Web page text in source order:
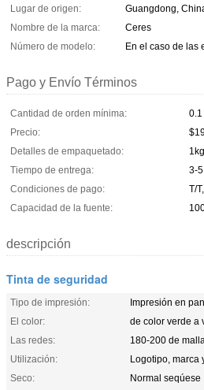
Lugar de origen:
Guangdong,
Nombre de la marca:
Ceres
Número de modelo:
En el caso de las
Pago y Envío Términos
Cantidad de orden mínima:
0.1
Precio:
Detalles de empaquetado:
Tiempo de entrega:
3-
Condiciones de pago:
T/
Capacidad de la fuente:
descripción
Tinta de seguridad
Tipo de impresión:
Impresión en
El color:
de color verde a
Las redes:
180-200 de
Utilización:
Logotipo, marca
Seco:
Normal seqúese